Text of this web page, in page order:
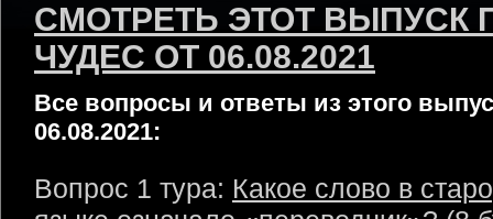
СМОТРЕТЬ ЭТОТ ВЫПУСК
ЧУДЕС ОТ 06.08.2021
Все вопросы и ответы из этого
06.08.2021:
Вопрос 1 тура: Какое слово в